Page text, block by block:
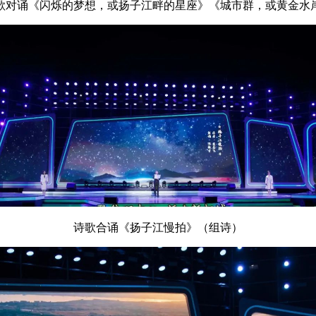
对诵《闪烁的梦想，或扬子江畔的星座》《城市群，或黄金水
诗歌合诵《扬子江慢拍》（组诗）